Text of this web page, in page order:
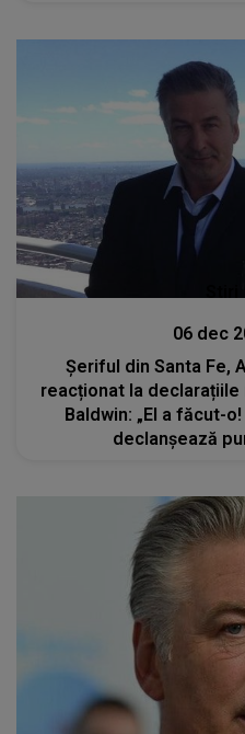
06 dec
Șeriful din Santa Fe,
reacționat la
Baldwin: „El a făcut-
declanșează